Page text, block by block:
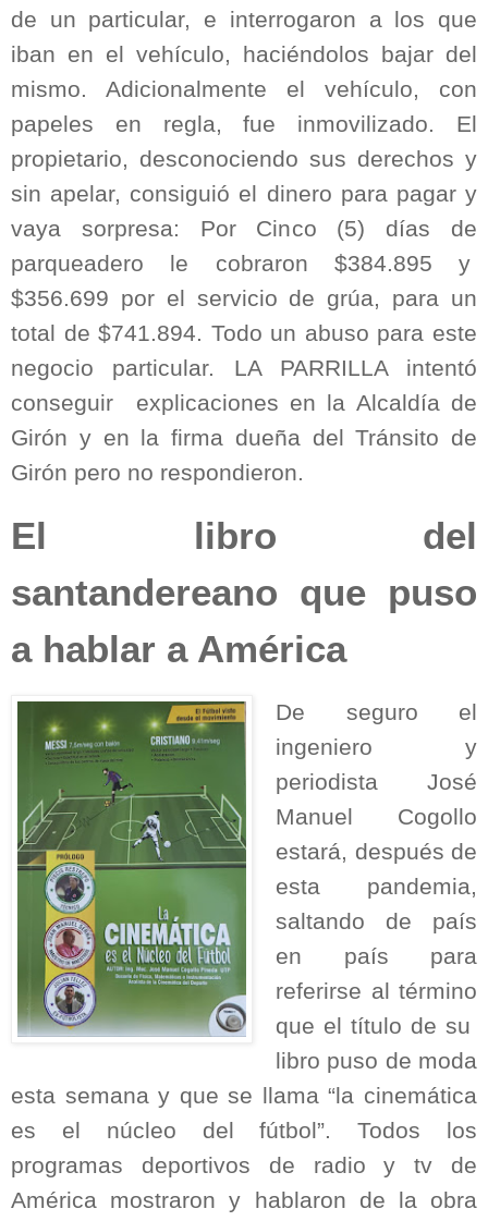
de un particular, e interrogaron a los que
iban en el vehículo, haciéndolos bajar del
mismo. Adicionalmente el vehículo, con
papeles en regla, fue inmovilizado. El
propietario, desconociendo sus derechos y
sin apelar, consiguió el dinero para pagar y
vaya sorpresa: Por Cinco (5) días de
parqueadero le cobraron $384.895 y
$356.699 por el servicio de grúa, para un
total de $741.894. Todo un abuso para este
negocio particular. LA PARRILLA intentó
conseguir
explicaciones en la Alcaldía de
Girón y en la firma dueña del Tránsito de
Girón pero no respondieron.
El libro del
santandereano que puso
a hablar a América
De seguro el
ingeniero y
periodista José
Manuel Cogollo
estará, después de
esta pandemia,
saltando de país
en país para
referirse al término
que el título de su
libro puso de moda
esta semana y que se llama “la cinemática
es el núcleo del fútbol”. Todos los
programas deportivos de radio y tv de
América mostraron y hablaron de la obra